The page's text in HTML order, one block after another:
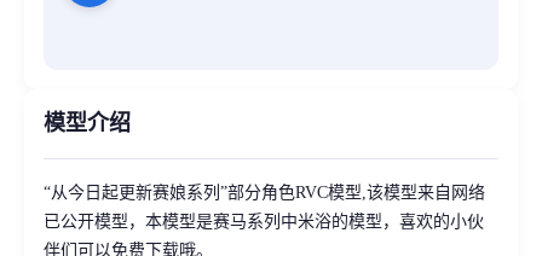
模型介绍
“从今日起更新赛娘系列”部分角色RVC模型,该模型来自网络
已公开模型，本模型是赛马系列中米浴的模型，喜欢的小伙
伴们可以免费下载哦。